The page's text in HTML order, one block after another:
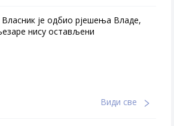
је одбио рјешења Владе,
нису остављени
Види све